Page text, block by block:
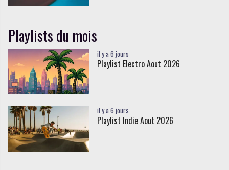
Playlists du mois
il y a 6 jours
Playlist Electro Aout 2026
il y a 6 jours
Playlist Indie Aout 2026